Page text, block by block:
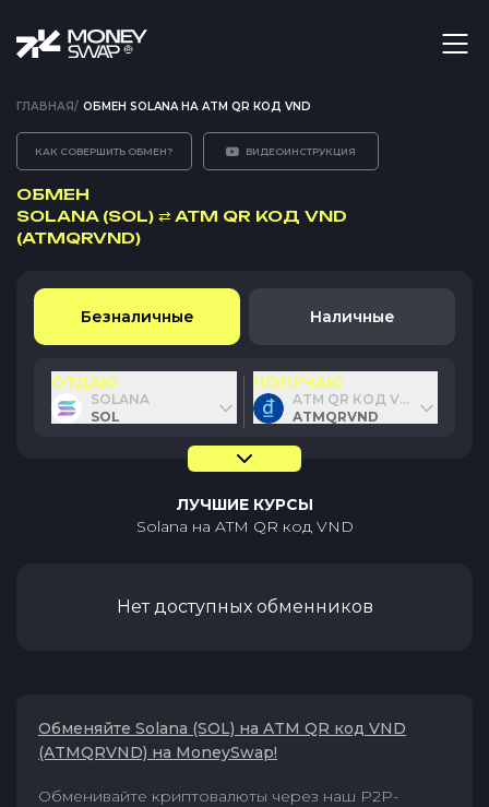
ГЛАВНАЯ/ ОБМЕН SOLANA НА ATM QR КОД VND
КАК СОВЕРШИТЬ ОБМЕН? ВИДЕОИНСТРУКЦИЯ
ОБМЕН
SOLANA (SOL) ⇄ ATM QR КОД VND
(ATMQRVND)
Безналичные Наличные
ОТДАЮ
SOLANA
SOL
ПОЛУЧАЮ
ATM QR КОД VND
ATMQRVND
ЛУЧШИЕ КУРСЫ
Solana на ATM QR код VND
Нет доступных обменников
Обменяйте Solana (SOL) на ATM QR код VND
(ATMQRVND) на MoneySwap!
Обменивайте криптовалюты через наш P2P-